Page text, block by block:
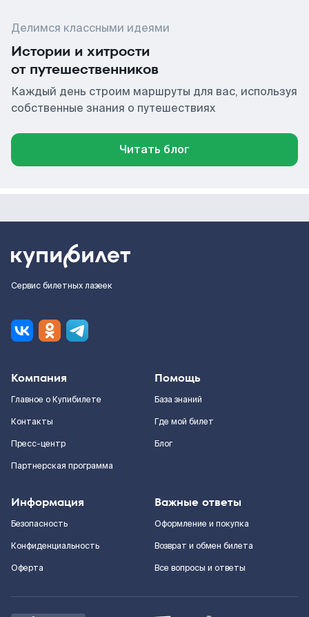
Делимся классными идеями
Истории и хитрости
от путешественников
Каждый день строим маршруты для вас, используя
собственные знания о путешествиях
Читать блог
Сервис билетных лазеек
Компания
Главное о Купибилете
Контакты
Пресс-центр
Партнерская программа
Помощь
База знаний
Где мой билет
Блог
Информация
Безопасность
Конфиденциальность
Оферта
Важные ответы
Оформление и покупка
Возврат и обмен билета
Все вопросы и ответы